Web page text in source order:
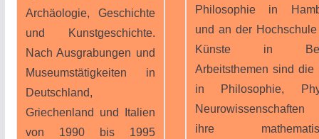
Archäologie, Geschichte
und Kunstgeschichte.
Nach Ausgrabungen und
Museumstätigkeiten in
Deutschland,
Griechenland und Italien
von 1990 bis 1995
Philosophie in
und an der
Künste in
Arbeitsthemen sind die
in Philosophie,
Neurowissenschaften
ihre